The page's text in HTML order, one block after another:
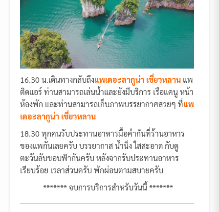
16.30 น.เดินทางกลับถึงแพเดอะลากูน่า เชี่ยวหลาน แพ
ติดแอร์ ท่านสามารถเล่นน้ำและยังมีบริการ เรือแคนู หน้า
ห้องพัก และท่านสามารถเก็บภาพบรรยากาศสวยๆ ที่แพ
เดอะลากูน่า เชี่ยวหลาน
18.30 ทุกคนรับประทานอาหารมื้อค่ำกันที่ร้านอาหาร
ของแพกันเลยครับ บรรยากาส น้ำนิ่ง ใสสะอาด กับดู
ตะวันลับขอบฟ้ากันครับ หลังจากรับประทานอาหาร
เรียบร้อย เวลาส่วนครับ พักผ่อนตามสบายครับ
******* จบการบริการสำหรับวันนี้ *******